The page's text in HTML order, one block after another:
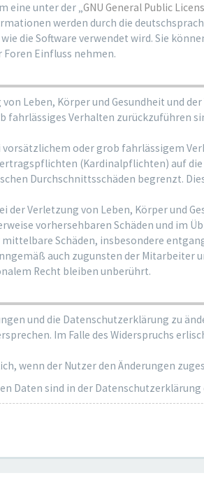
eine unter der „GNU General Public
werden durch die
die Software verwendet wird. Sie
Einfluss nehmen.
Leben, Körper und Gesundheit und
fahrlässiges Verhalten zurückzuführen
oder grob fahrlässigem
(Kardinalpflichten) auf
Durchschnittsschäden begrenzt.
der Verletzung von Leben, Körper und
vorhersehbaren Schäden und im
Schäden, insbesondere
auch zugunsten der Mitarbeiter
Recht bleiben unberührt.
und die Datenschutzerklärung zu
Im Falle des Widerspruchs
wenn der Nutzer den Änderungen
Daten sind in der